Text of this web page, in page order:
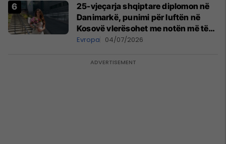
25-vjeçarja shqiptare diplomon në
Danimarkë, punimi për luftën në
Kosovë vlerësohet me notën më të
lartë
Evropa 04/07/2026